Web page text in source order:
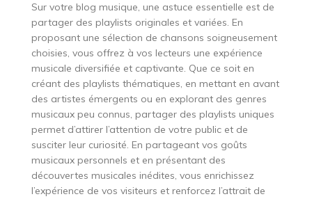
Sur votre blog musique, une astuce essentielle est de
partager des playlists originales et variées. En
proposant une sélection de chansons soigneusement
choisies, vous offrez à vos lecteurs une expérience
musicale diversifiée et captivante. Que ce soit en
créant des playlists thématiques, en mettant en avant
des artistes émergents ou en explorant des genres
musicaux peu connus, partager des playlists uniques
permet d’attirer l’attention de votre public et de
susciter leur curiosité. En partageant vos goûts
musicaux personnels et en présentant des
découvertes musicales inédites, vous enrichissez
l’expérience de vos visiteurs et renforcez l’attrait de